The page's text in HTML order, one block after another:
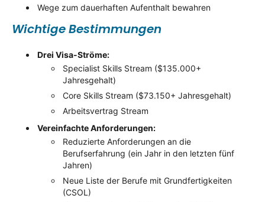
Wege zum dauerhaften Aufenthalt bewahren
Wichtige Bestimmungen
Drei Visa-Ströme:
Specialist Skills Stream ($135.000+
Jahresgehalt)
Core Skills Stream ($73.150+ Jahresgehalt)
Arbeitsvertrag Stream
Vereinfachte Anforderungen:
Reduzierte Anforderungen an die
Berufserfahrung (ein Jahr in den letzten fünf
Jahren)
Neue Liste der Berufe mit Grundfertigkeiten
(CSOL)